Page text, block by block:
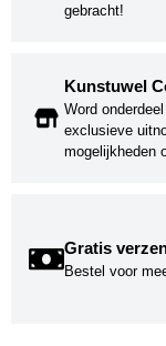
gebracht!
Kunstuwel
Word
exclusieve
mogelijkheden
Gratis
Bestel voor